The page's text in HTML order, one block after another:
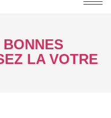
LA VOTRE